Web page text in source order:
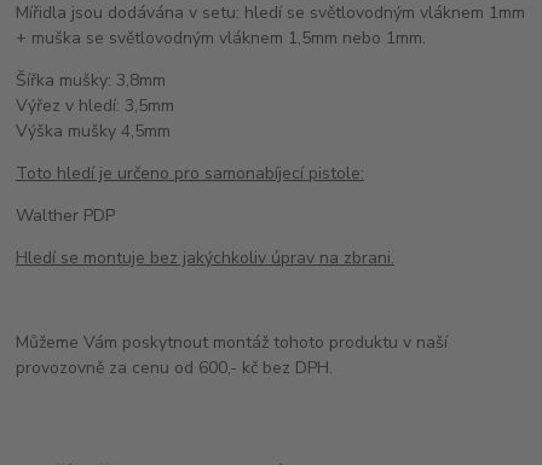
Mířidla jsou dodávána v setu: hledí se světlovodným vláknem 1mm
+ muška se světlovodným vláknem 1,5mm nebo 1mm.
Šířka mušky: 3,8mm
Výřez v hledí: 3,5mm
Výška mušky 4,5mm
Toto hledí je určeno pro samonabíjecí pistole:
Walther PDP
Hledí se montuje bez jakýchkoliv úprav na zbrani.
Můžeme Vám poskytnout montáž tohoto produktu v naší
provozovně za cenu od 600,- kč bez DPH.